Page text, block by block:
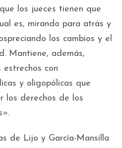
los jueces tienen que
es, mirando para atrás y
los cambios y el
Mantiene, además,
con
y oligopólicas que
los derechos de los